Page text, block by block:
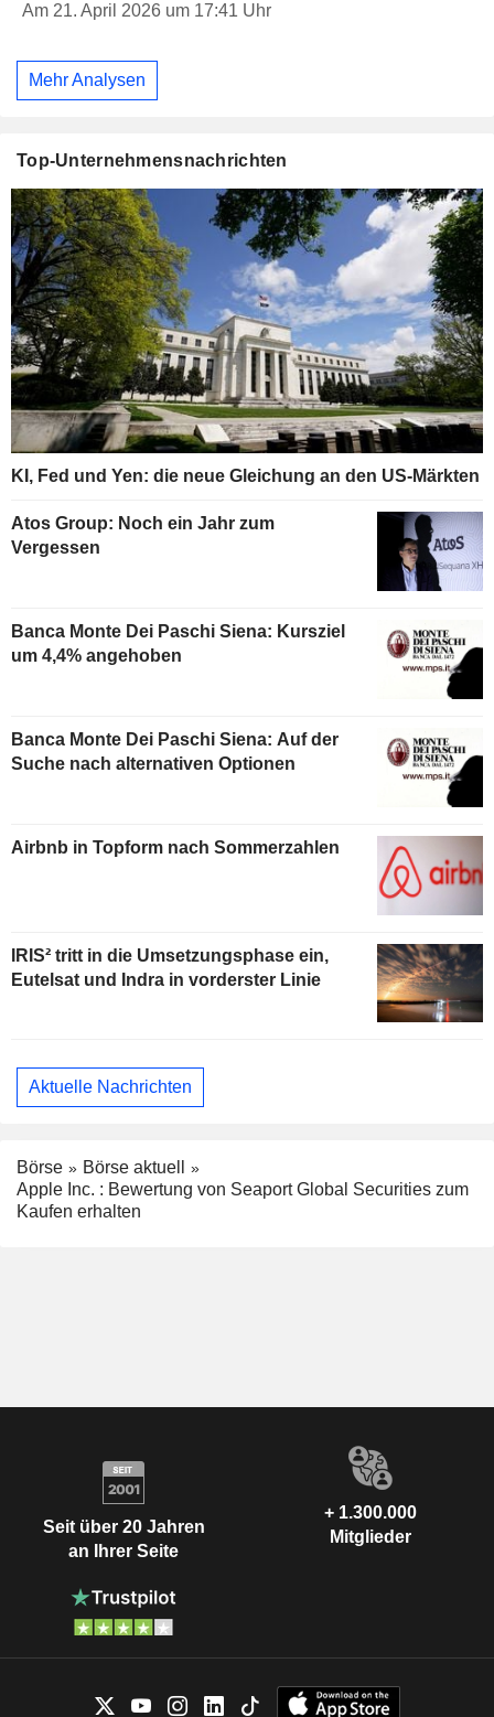
Am 21. April 2026 um 17:41 Uhr
Mehr Analysen
Top-Unternehmensnachrichten
KI, Fed und Yen: die neue Gleichung an den US-Märkten
Atos Group: Noch ein Jahr zum
Vergessen
Banca Monte Dei Paschi Siena: Kursziel
um 4,4% angehoben
Banca Monte Dei Paschi Siena: Auf der
Suche nach alternativen Optionen
Airbnb in Topform nach Sommerzahlen
IRIS² tritt in die Umsetzungsphase ein,
Eutelsat und Indra in vorderster Linie
Aktuelle Nachrichten
Börse
Börse aktuell
Apple Inc. : Bewertung von Seaport Global Securities zum
Kaufen erhalten
Seit über 20 Jahren
an Ihrer Seite
+ 1.300.000
Mitglieder